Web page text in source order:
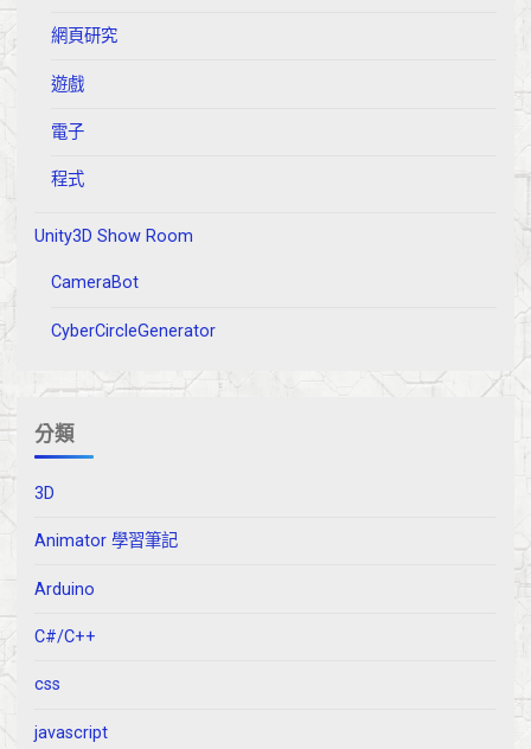
網頁研究
遊戲
電子
程式
Unity3D Show Room
CameraBot
CyberCircleGenerator
分類
3D
Animator 學習筆記
Arduino
C#/C++
css
javascript